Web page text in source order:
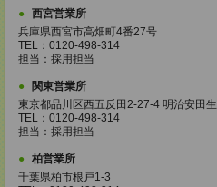
西宮営業所
兵庫県西宮市高畑町4番27号
TEL：0120-498-314
担当：採用担当
関東営業所
東京都品川区西五反田2-27-4 明治安田
TEL：0120-498-314
担当：採用担当
柏営業所
千葉県柏市根戸1-3